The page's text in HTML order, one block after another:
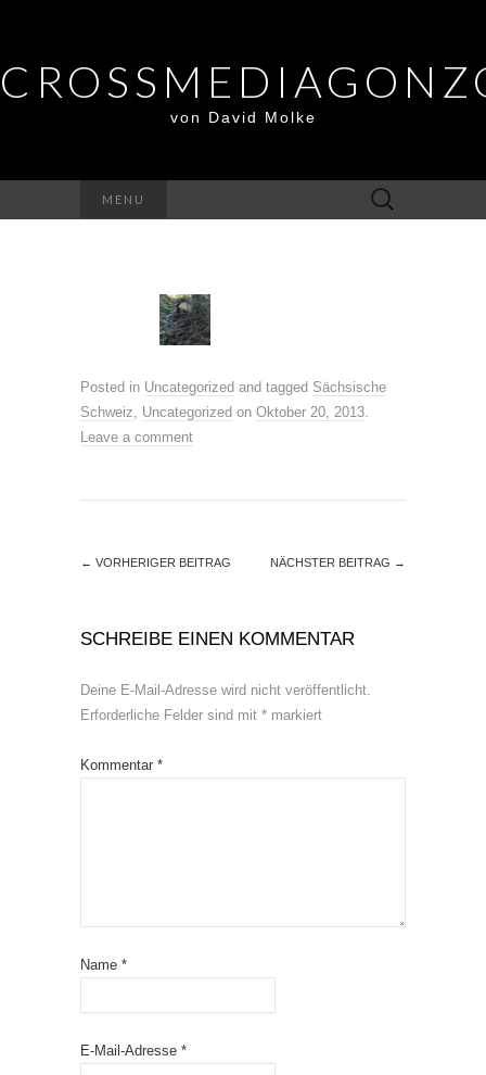
von David Molke
MENU
Suche
nach:
Posted in Uncategorized and tagged Sächsische
Schweiz, Uncategorized on Oktober 20, 2013.
Leave a comment
← VORHERIGER BEITRAG NÄCHSTER BEITRAG →
SCHREIBE EINEN KOMMENTAR
Deine E-Mail-Adresse wird nicht veröffentlicht.
Erforderliche Felder sind mit * markiert
Kommentar *
Name *
E-Mail-Adresse *